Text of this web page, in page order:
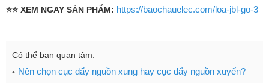
⭐⭐ XEM NGAY SẢN PHẨM: https://baochauelec.com/loa-jbl-go-3
Có thể bạn quan tâm:
Nên chọn cục đẩy nguồn xung hay cục đẩy nguồn xuyến?